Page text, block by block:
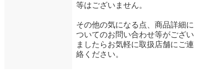
等はございません。
その他の気になる点、商品詳細に
ついてのお問い合わせ等がござい
ましたらお気軽に取扱店舗にご連
絡ください。